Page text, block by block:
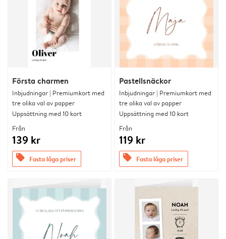
Första charmen
Inbjudningar | Premiumkort med
tre olika val av papper
Uppsättning med 10 kort
Från
139 kr
offers Fasta låga priser
Pastellsnäckor
Inbjudningar | Premiumkort med
tre olika val av papper
Uppsättning med 10 kort
Från
119 kr
offers Fasta låga priser